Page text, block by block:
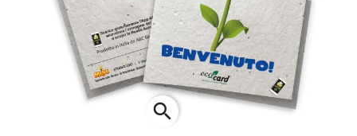
search